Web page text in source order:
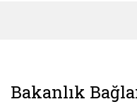
Bakanlık